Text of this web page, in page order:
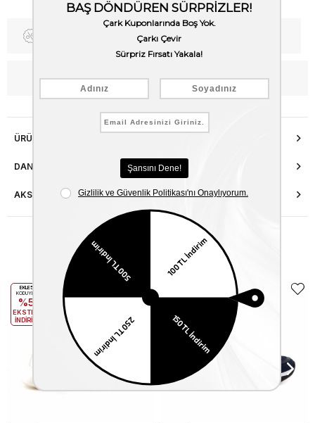
Fiyat Düşünce Haber Ver
WhatsApp’tan Bilgi Al
ÜRÜN ÖZELLIKLERI
DANIŞMA HATTI
AKSESUAR ONARIMI
Benzer Ürünler
EKLE5
KODUYLA
%5
EKSTRA
İNDİRİM
İNDİRİM